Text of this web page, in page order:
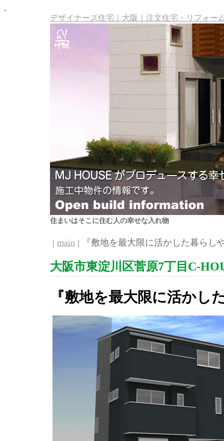
.
デザイナーズ住宅｜大阪｜注文住宅・リフォー
住まいはそこに住む人の幸せな入れ物
| main | 『敷地を最大限に活かした暮らし
大阪市東淀川区菅原7丁目C-
『敷地を最大限に活かし